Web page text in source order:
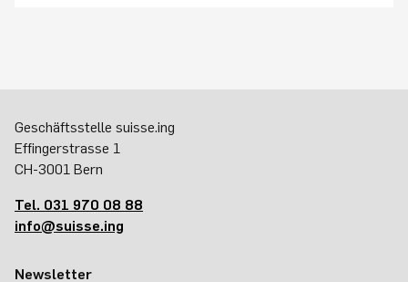
Geschäftsstelle suisse.ing
Effingerstrasse 1
CH-3001 Bern
Tel. 031 970 08 88
info@suisse.ing
Newsletter